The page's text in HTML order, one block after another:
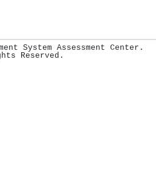
System Assessment Center.
Reserved.